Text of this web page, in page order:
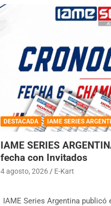
DESTACADA IAME SERIES
IAME SERIES
fecha con Invitados
4 agosto, 2026 E-Kart
IAME Series Argentina publicó